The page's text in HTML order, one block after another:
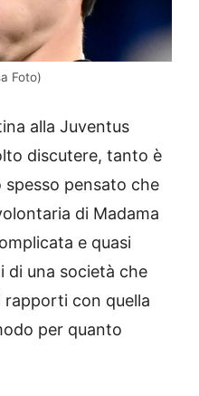
Foto)
alla Juventus
discutere, tanto è
pensato che
di Madama
e quasi
di una società che
rapporti con quella
per quanto